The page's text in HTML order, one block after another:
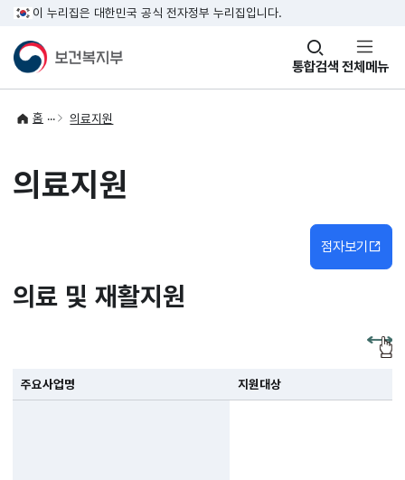
이 누리집은 대한민국 공식 전자정부 누리집입니다.
통합검색
창
열기 전체메뉴
홈 의료지원
의료지원
점자보기
의료 및 재활지원
주요사업명 지원대상